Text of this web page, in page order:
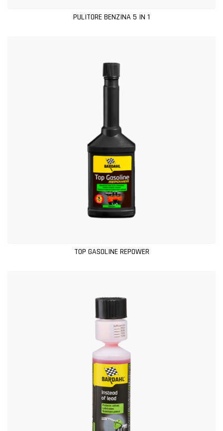
PULITORE BENZINA 5 IN 1
TOP GASOLINE REPOWER